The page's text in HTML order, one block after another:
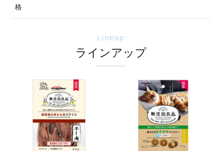
格
Lineup
ラインアップ